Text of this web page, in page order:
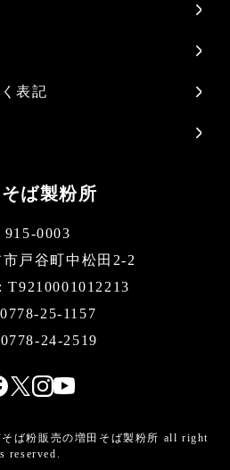
表記
ば製粉所
915-0003
戸谷町中松田2-2
T9210001012213
25-1157
24-2519
ば粉販売の増田そば製粉所 all right
s reserved.